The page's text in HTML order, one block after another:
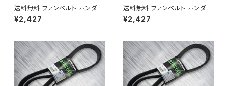
送料無料 ファンベルト ホンダ
ゼスト 型式JE1 H18.03～H24.
11 （国内トップメーカー） 1本 H
¥2,427
送料無料 ファンベルト ホンダ ラ
イフ 型式JB6 H15.09～H20.1
1 （国内トップメーカー） 1本 HA
¥2,427